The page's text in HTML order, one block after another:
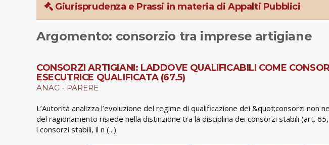
Giurisprudenza e Prassi in materia di Appalti Pubblici
Argomento: consorzio tra imprese artigiane
CONSORZI ARTIGIANI: LADDOVE QUALIFICABILI COME
ESECUTRICE QUALIFICATA (67.5)
ANAC - PARERE
L’Autorità analizza l’evoluzione del regime di qualificazione dei &quot;consorzi
del ragionamento risiede nella distinzione tra la disciplina dei consorzi stabili (art.
i consorzi stabili, il n (...)